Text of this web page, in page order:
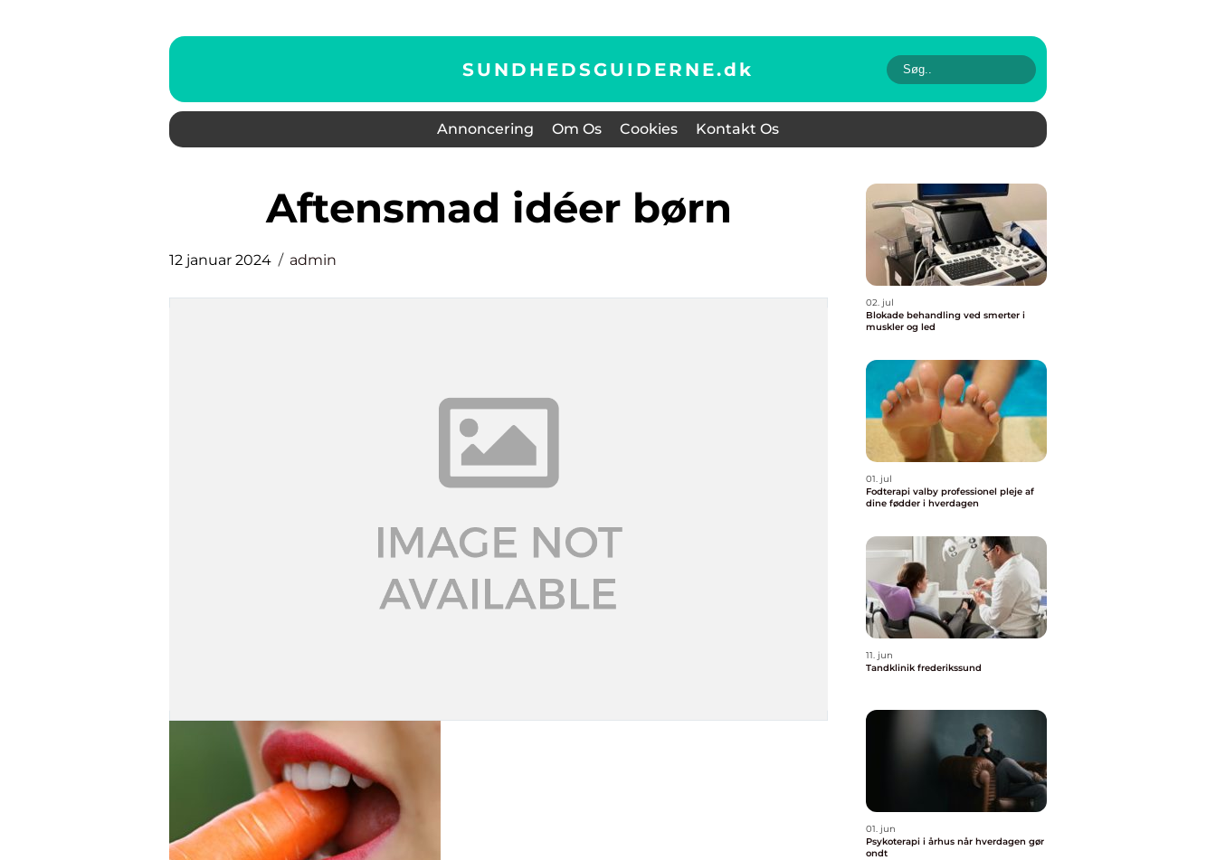
SUNDHEDSGUIDERNE.dk
Annoncering Om Os Cookies Kontakt Os
aftensmad idéer børn
12 januar 2024 admin
02. jul
Blokade behandling ved smerter i
muskler og led
01. jul
Fodterapi valby professionel pleje af
dine fødder i hverdagen
11. jun
Tandklinik frederikssund
01. jun
Psykoterapi i århus når hverdagen gør
ondt